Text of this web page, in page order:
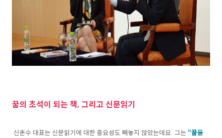
꿈의 초석이 되는 책, 그리고 신문읽기
신춘수 대표는 신문읽기에 대한 중요성도 빼놓지 않았는데요. 그는“꿈을